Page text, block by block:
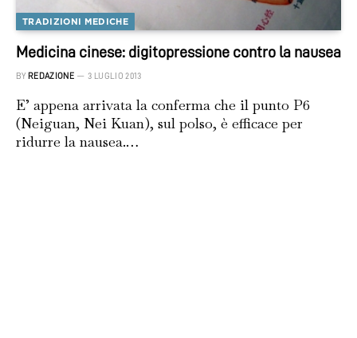
TRADIZIONI MEDICHE
Medicina cinese: digitopressione contro la nausea
BY REDAZIONE 3 LUGLIO 2013
E’ appena arrivata la conferma che il punto P6
(Neiguan, Nei Kuan), sul polso, è efficace per
ridurre la nausea.…